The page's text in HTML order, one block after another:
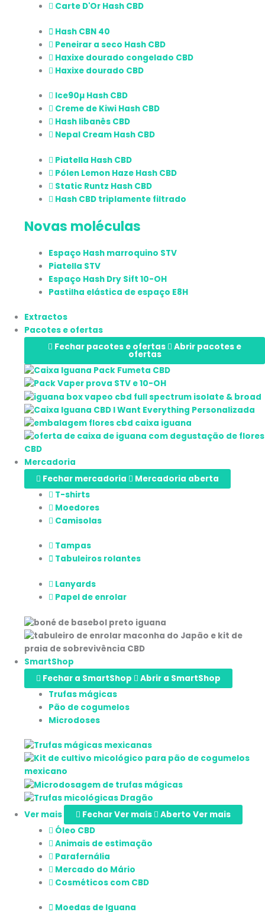
Carte D'Or Hash CBD
Hash CBN 40
Peneirar a seco Hash CBD
Haxixe dourado congelado CBD
Haxixe dourado CBD
Ice90µ Hash CBD
Creme de Kiwi Hash CBD
Hash libanês CBD
Nepal Cream Hash CBD
Piatella Hash CBD
Pólen Lemon Haze Hash CBD
Static Runtz Hash CBD
Hash CBD triplamente filtrado
Novas moléculas
Espaço Hash marroquino STV
Piatella STV
Espaço Hash Dry Sift 10-OH
Pastilha elástica de espaço E8H
Extractos
Pacotes e ofertas
Fechar pacotes e ofertas
Abrir pacotes e
ofertas
Mercadoria
Fechar mercadoria
Mercadoria aberta
T-shirts
Moedores
Camisolas
Tampas
Tabuleiros rolantes
Lanyards
Papel de enrolar
SmartShop
Fechar a SmartShop
Abrir a SmartShop
Trufas mágicas
Pão de cogumelos
Microdoses
Ver mais Fechar Ver mais
Aberto Ver mais
Óleo CBD
Animais de estimação
Parafernália
Mercado do Mário
Cosméticos com CBD
Moedas de Iguana